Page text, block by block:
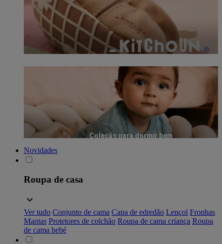
Coleção para dormir bem
Novidades
Roupa de casa
Ver tudo Conjunto de cama Capa de edredão Lençol Fronhas
Mantas Protetores de colchão Roupa de cama criança Roupa
de cama bebé